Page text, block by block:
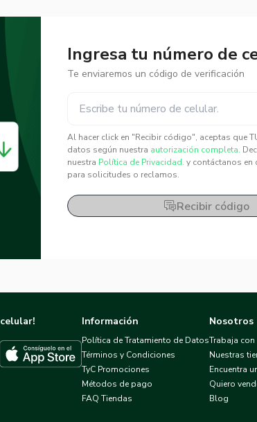
Ingresa tu número de
Te enviaremos un código de verificación
Al hacer click en "Recibir código", aceptas que
datos según nuestra autorización completa.
nuestra Política de Privacidad. y contáctanos
para solicitudes o reclamos.
Recibir código
Play
Descargar TUL en App Store
Información
Política de Tratamiento de Datos
Términos y Condiciones
TyC Promociones
Métodos de pago
FAQ Tiendas
Nosotros
Trabaja
Nuestras
Encuentra
Quiero
Blog